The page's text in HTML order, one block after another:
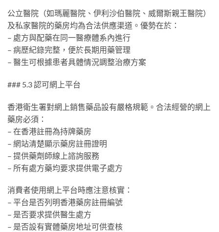
公立醫院（如瑪麗醫院、伊利沙伯醫院、威爾斯親王醫院）
及私家醫院的藥房均為合法供應渠道。優勢在於：
– 處方與配藥在同一醫療體系內進行
– 病歷紀錄完整，便於長期用藥管理
– 醫生可根據患者具體情況調整治療方案
### 5.3 認可網上平台
香港衛生署對網上銷售藥品設有嚴格規範。合法經營的網上
藥房必須：
– 在香港註冊為持牌藥房
– 網站清楚顯示藥房註冊證明
– 提供藥劑師線上諮詢服務
– 所有處方藥均要求提供電子處方
消費者使用網上平台時應注意核實：
– 平台是否列明香港藥房註冊編號
– 是否要求提供醫生處方
– 是否設有實體藥房地址可供查核